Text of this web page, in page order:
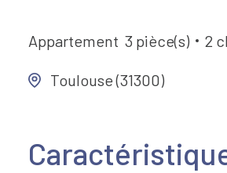
Appartement 3 pièce(s) 2
Toulouse (31300)